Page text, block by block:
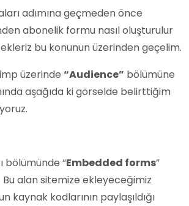
adımına geçmeden önce
abonelik formu nasıl oluşturulur
bu konunun üzerinden geçelim.
üzerinde “Audience” bölümüne
aşağıda ki görselde belirttiğim
bölümünde “Embedded forms”
Bu alan sitemize ekleyeceğimiz
kaynak kodlarının paylaşıldığı